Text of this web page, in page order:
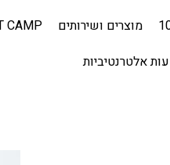
מוצרים ושירותים
CAMP
אלטרנטיביות